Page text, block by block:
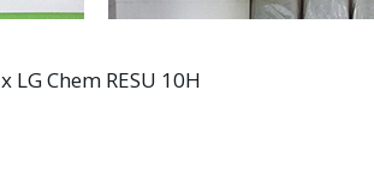
Chem RESU 10H